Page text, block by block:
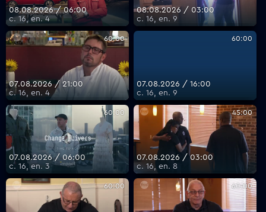
08.08.2026 / 06:00
с. 16, еп. 4
08.08.2026 / 03:00
с. 16, еп. 9
60:00
07.08.2026 / 21:00
с. 16, еп. 4
60:00
07.08.2026 / 16:00
с. 16, еп. 9
60:00
07.08.2026 / 06:00
с. 16, еп. 3
45:00
07.08.2026 / 03:00
с. 16, еп. 8
60:00 60:00